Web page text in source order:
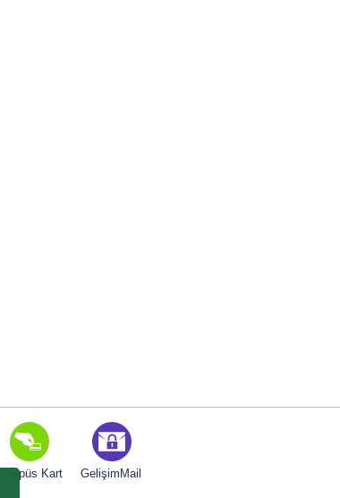
Kampüs Kart GelişimMail